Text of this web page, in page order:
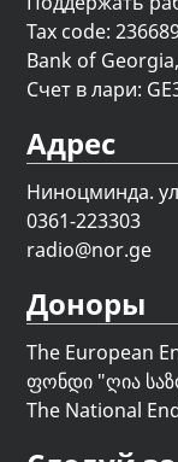
Tax code:
Bank of
Счет в лари:
Адрес
Ниноцминда.
0361-223303
radio@nor.ge
Доноры
The European
ფონდი "ღია
The National